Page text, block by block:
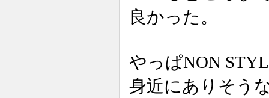
良かった。
やっぱNON
身近にありそう